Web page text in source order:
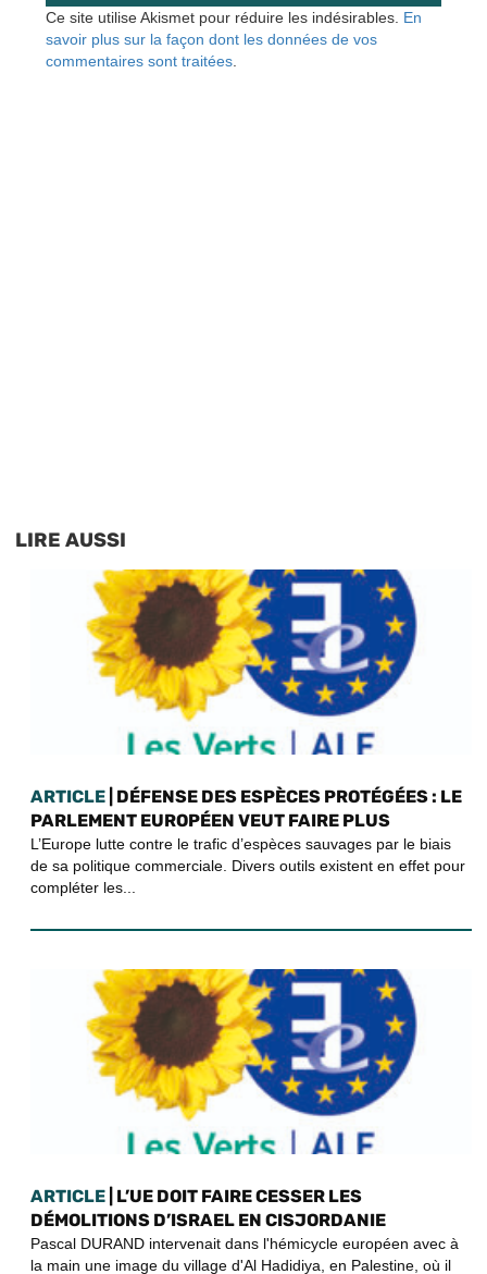
Ce site utilise Akismet pour réduire les indésirables. En
savoir plus sur la façon dont les données de vos
commentaires sont traitées
LIRE AUSSI
ARTICLE | DÉFENSE DES ESPÈCES PROTÉGÉES : LE
PARLEMENT EUROPÉEN VEUT FAIRE PLUS
L’Europe lutte contre le trafic d’espèces sauvages par le biais
de sa politique commerciale. Divers outils existent en effet pour
compléter les...
ARTICLE | L’UE DOIT FAIRE CESSER LES
DÉMOLITIONS D’ISRAEL EN CISJORDANIE
Pascal DURAND intervenait dans l'hémicycle européen avec à
la main une image du village d'Al Hadidiya, en Palestine, où il